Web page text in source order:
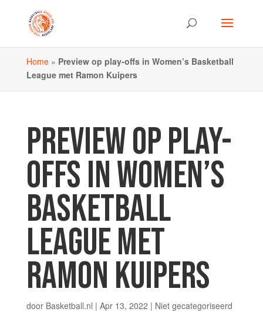
Home» Preview op play-offs in Women’s Basketball
League met Ramon Kuipers
PREVIEW OP PLAY-
OFFS IN WOMEN’S
BASKETBALL
LEAGUE MET
RAMON KUIPERS
door Basketball.nl | Apr 13, 2022 | Niet gecategoriseerd